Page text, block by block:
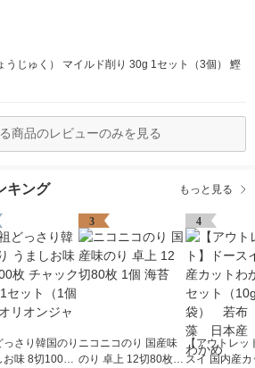
うじゅく） マイルド削り 30g 1セット（3個） 鰹
商品のレビューのみを見る
キング もっと見る
っさり韓国のり
お味 8切100枚
3
ニコニコのり 国産味
のり 卓上 12切80枚 1
4
【アウトレッ
スイ 国内産